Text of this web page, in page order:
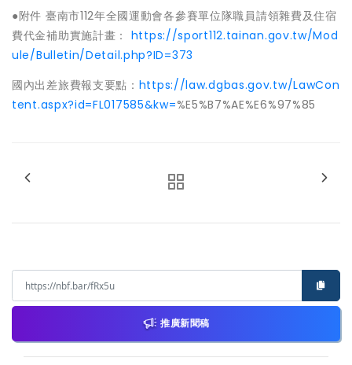
●附件 臺南市112年全國運動會各參賽單位隊職員請領雜費及住宿
費代金補助實施計畫： https://sport112.tainan.gov.tw/Mod
ule/Bulletin/Detail.php?ID=373
國內出差旅費報支要點： https://law.dgbas.gov.tw/LawCon
tent.aspx?id=FL017585&kw=%E5%B7%AE%E6%97%85
推廣新聞稿